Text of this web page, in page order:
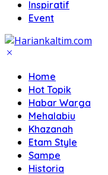
Inspiratif
Event
Home
Hot Topik
Habar Warga
Mehalabiu
Khazanah
Etam Style
Sampe
Historia